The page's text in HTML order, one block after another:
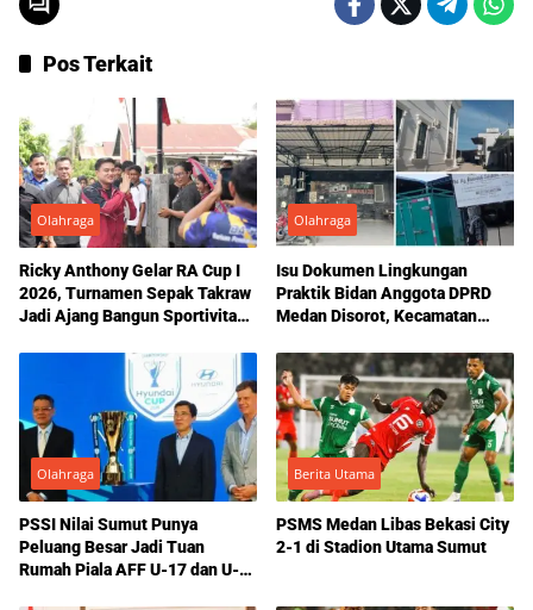
Pos Terkait
Olahraga
Ricky Anthony Gelar RA Cup I
2026, Turnamen Sepak Takraw
Jadi Ajang Bangun Sportivitas
Olahraga
Isu Dokumen Lingkungan
Praktik Bidan Anggota DPRD
Medan Disorot, Kecamatan
Pernah Keluarkan
Rekomendasi
Olahraga
PSSI Nilai Sumut Punya
Peluang Besar Jadi Tuan
Rumah Piala AFF U-17 dan U-
Berita Utama
PSMS Medan Libas Bekasi City
2-1 di Stadion Utama Sumut